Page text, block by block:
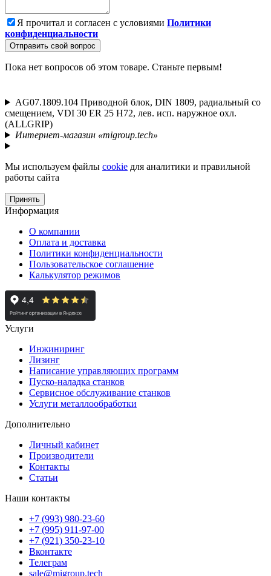
Я прочитал и согласен с условиями Политики
конфиденциальности
Отправить свой вопрос
Пока нет вопросов об этом товаре. Станьте первым!
AG07.1809.104 Приводной блок, DIN 1809, радиальный со
смещением, VDI 30 ER 25 Н72, лев. исп. наружное охл.
(ALLGRIP)
Интернет-магазин «migroup.tech»
Мы используем файлы cookie для аналитики и правильной
работы сайта
Принять
Информация
О компании
Оплата и доставка
Политики конфиденциальности
Пользовательское соглашение
Калькулятор режимов
Услуги
Инжиниринг
Лизинг
Написание управляющих программ
Пуско-наладка станков
Сервисное обслуживание станков
Услуги металлообработки
Дополнительно
Личный кабинет
Производители
Контакты
Статьи
Наши контакты
+7 (993) 980-23-60
+7 (995) 911-97-00
+7 (921) 350-23-10
Вконтакте
Телеграм
sale@migroup.tech